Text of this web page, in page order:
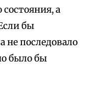
а
бы
не последовало
было бы